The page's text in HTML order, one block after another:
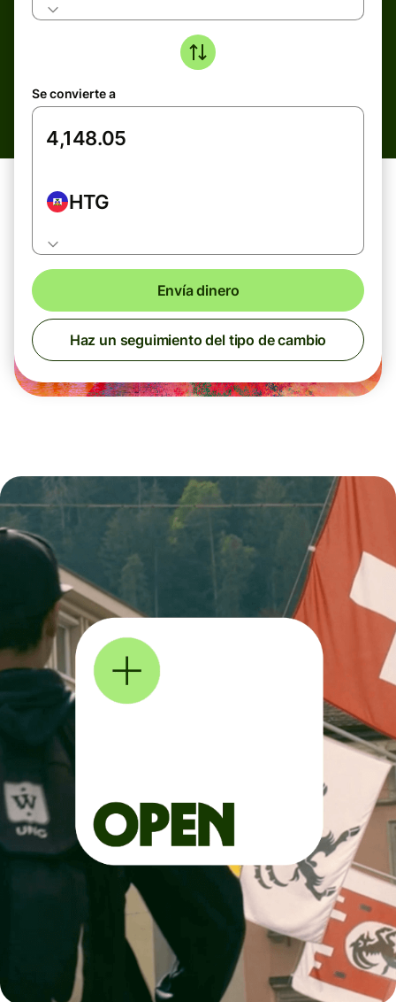
Se convierte a
HTG
Envía dinero
Haz un seguimiento del tipo de cambio